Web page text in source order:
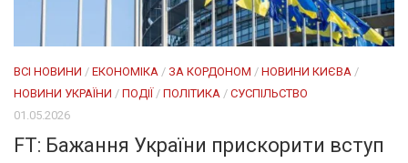
ВСІ НОВИНИ / ЕКОНОМІКА / ЗА КОРДОНОМ / НОВИНИ КИЄВА /
НОВИНИ УКРАЇНИ / ПОДІЇ / ПОЛІТИКА / СУСПІЛЬСТВО
01.05.2026
FT: Бажання України прискорити вступ